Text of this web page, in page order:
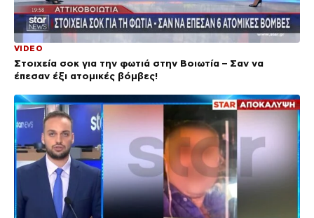
VIDEO
Στοιχεία σοκ για την φωτιά στην Βοιωτία – Σαν να
έπεσαν έξι ατομικές βόμβες!